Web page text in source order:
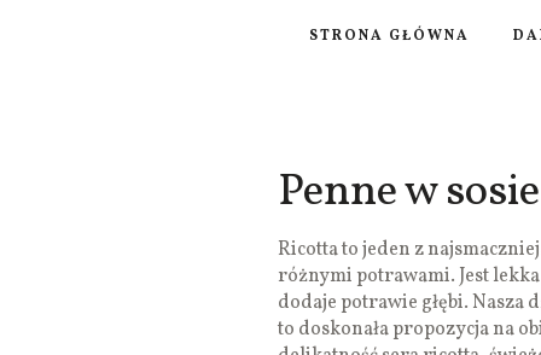
STRONA GŁÓWNA
Penne w
Ricotta to jeden z
różnymi potrawami. Jest
dodaje potrawie głębi. Nasza
to doskonała propozycja na